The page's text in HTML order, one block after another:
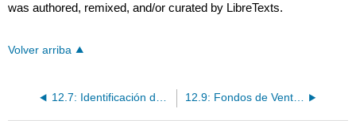
was authored, remixed, and/or curated by LibreTexts.
Volver arriba
12.7: Identificación de Inversionistas Potenciales 12.9: Fondos de Venture Capital y Capitalistas de Riesgo